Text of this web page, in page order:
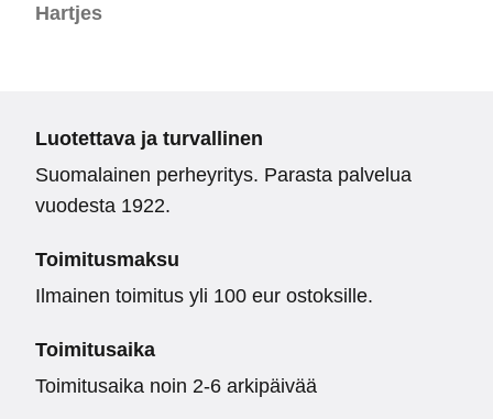
Hartjes
Luotettava ja turvallinen
Suomalainen perheyritys. Parasta palvelua
vuodesta 1922.
Toimitusmaksu
Ilmainen toimitus yli 100 eur ostoksille.
Toimitusaika
Toimitusaika noin 2-6 arkipäivää